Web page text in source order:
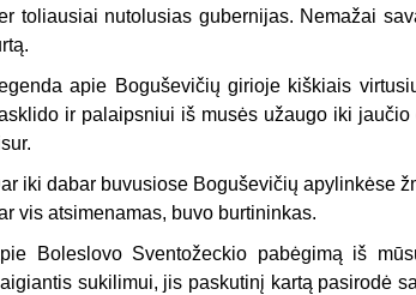
toliausiai nutolusias gubernijas. Nemažai
apie Boguševičių girioje kiškiais
ir palaipsniui iš musės užaugo iki
iki dabar buvusiose Boguševičių apylinkėse
vis atsimenamas, buvo burtininkas.
Boleslovo Sventožeckio pabėgimą iš
sukilimui, jis paskutinį kartą pasirodė